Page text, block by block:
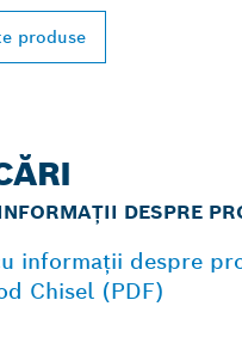
produse
DESPRE
informații despre
Chisel (PDF)